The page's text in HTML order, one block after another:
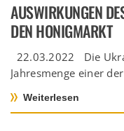
AUSWIRKUNGEN
DEN HONIGMARKT
22.03.2022 Die
Jahresmenge einer
Weiterlesen